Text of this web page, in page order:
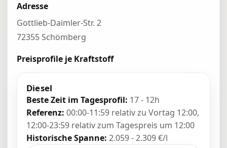
Adresse
Gottlieb-Daimler-Str. 2
72355 Schömberg
Preisprofile je Kraftstoff
Diesel
Beste Zeit im Tagesprofil: 17 - 12h
Referenz: 00:00-11:59 relativ zu Vortag 12:00,
12:00-23:59 relativ zum Tagespreis um 12:00
Historische Spanne: 2.059 - 2.309 €/l